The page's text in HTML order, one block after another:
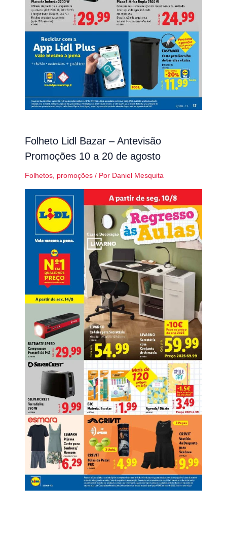
Folheto Lidl Bazar – Antevisão
Promoções 10 a 20 de agosto
Folhetos, promoções/ Por Daniel Mesquita